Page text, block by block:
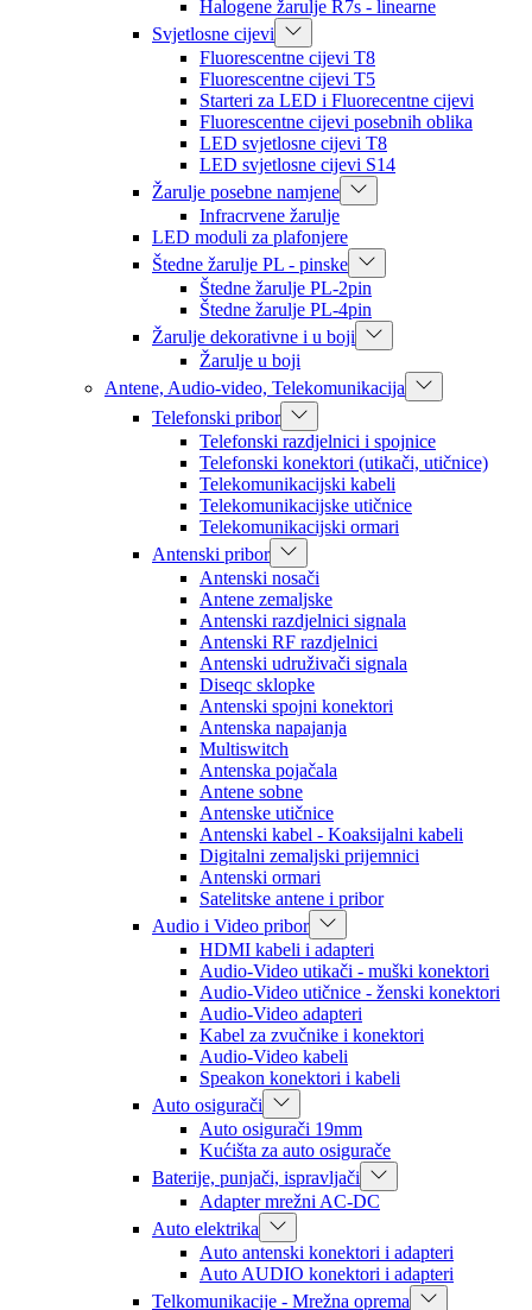
Halogene žarulje R7s - linearne
Svjetlosne cijevi
Fluorescentne cijevi T8
Fluorescentne cijevi T5
Starteri za LED i Fluorecentne cijevi
Fluorescentne cijevi posebnih oblika
LED svjetlosne cijevi T8
LED svjetlosne cijevi S14
Žarulje posebne namjene
Infracrvene žarulje
LED moduli za plafonjere
Štedne žarulje PL - pinske
Štedne žarulje PL-2pin
Štedne žarulje PL-4pin
Žarulje dekorativne i u boji
Žarulje u boji
Antene, Audio-video, Telekomunikacija
Telefonski pribor
Telefonski razdjelnici i spojnice
Telefonski konektori (utikači, utičnice)
Telekomunikacijski kabeli
Telekomunikacijske utičnice
Telekomunikacijski ormari
Antenski pribor
Antenski nosači
Antene zemaljske
Antenski razdjelnici signala
Antenski RF razdjelnici
Antenski udruživači signala
Diseqc sklopke
Antenski spojni konektori
Antenska napajanja
Multiswitch
Antenska pojačala
Antene sobne
Antenske utičnice
Antenski kabel - Koaksijalni kabeli
Digitalni zemaljski prijemnici
Antenski ormari
Satelitske antene i pribor
Audio i Video pribor
HDMI kabeli i adapteri
Audio-Video utikači - muški konektori
Audio-Video utičnice - ženski konektori
Audio-Video adapteri
Kabel za zvučnike i konektori
Audio-Video kabeli
Speakon konektori i kabeli
Auto osigurači
Auto osigurači 19mm
Kućišta za auto osigurače
Baterije, punjači, ispravljači
Adapter mrežni AC-DC
Auto elektrika
Auto antenski konektori i adapteri
Auto AUDIO konektori i adapteri
Telkomunikacije - Mrežna oprema